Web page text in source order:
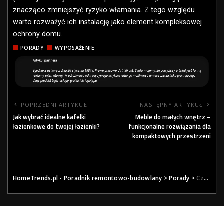
znacząco zmniejszyć ryzyko włamania. Z tego względu
warto rozważyć ich instalację jako element kompleksowej
ochrony domu.
PORADY WYPOSAŻENIE
POPRZEDNI ARTYKUŁ
Jak wybrać idealne kafelki
łazienkowe do twojej łazienki?
NASTĘPNY ARTYKUŁ
Meble do małych wnętrz –
funkcjonalne rozwiązania dla
kompaktowych przestrzeni
HomeTrends.pl - Poradnik remontowo-budowlany >Porady >Czy warto inwestować w systemy antywłamaniowe do okien?